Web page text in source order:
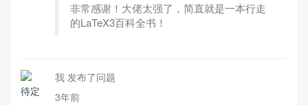
非常感谢！大佬太强了，简直就是一本行走
的LaTeX3百科全书！
我 发布了问题
3年前